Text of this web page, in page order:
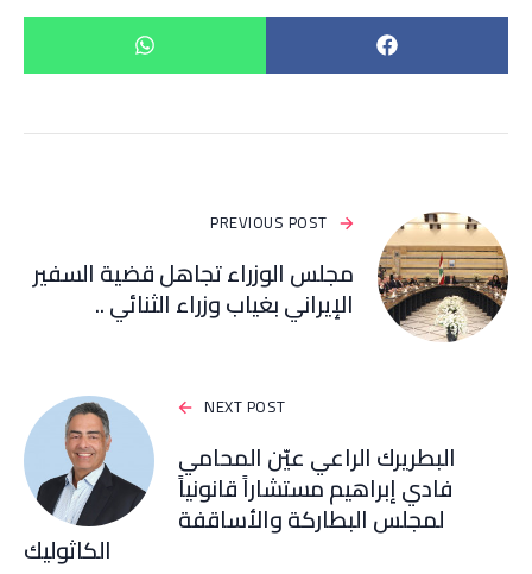
PREVIOUS POST
مجلس الوزراء تجاهل قضية السفير
الإيراني بغياب وزراء الثنائي ..
NEXT POST
البطريرك الراعي عيّن المحامي
فادي إبراهيم مستشاراً قانونياً
لمجلس البطاركة والأساقفة
الكاثوليك